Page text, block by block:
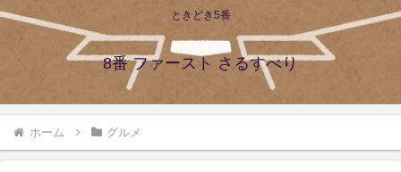
ときどき5番
8番 ファースト さるすべり
ホーム グルメ